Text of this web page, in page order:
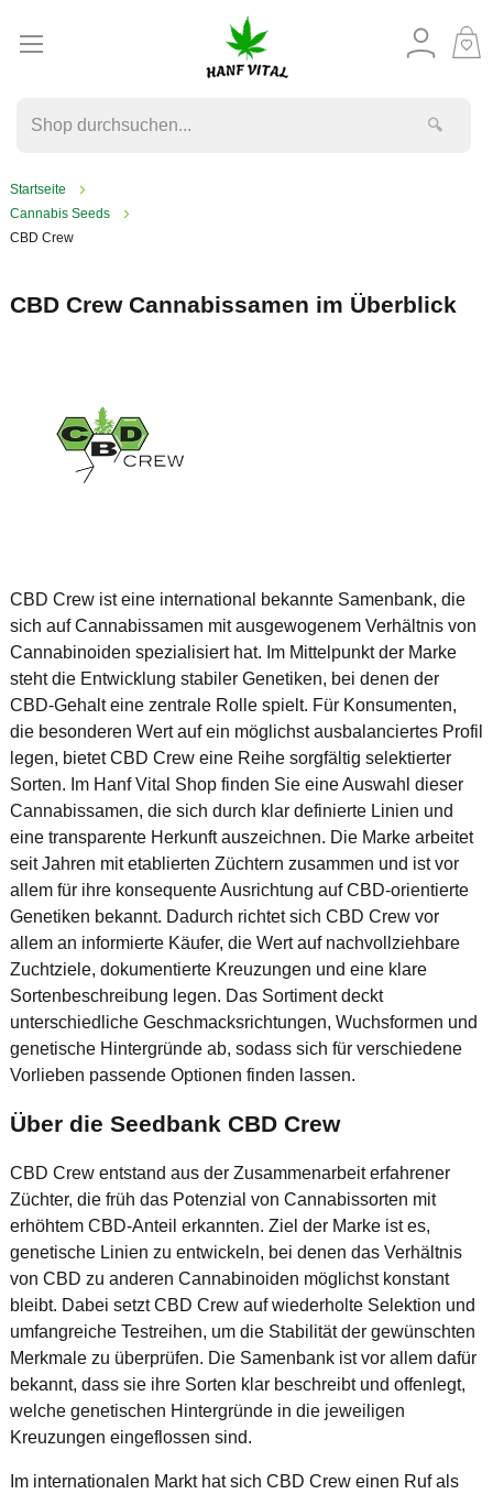
🔍
Startseite
Cannabis Seeds
CBD Crew
CBD Crew Cannabissamen im Überblick
CBD Crew ist eine international bekannte Samenbank, die
sich auf Cannabissamen mit ausgewogenem Verhältnis von
Cannabinoiden spezialisiert hat. Im Mittelpunkt der Marke
steht die Entwicklung stabiler Genetiken, bei denen der
CBD-Gehalt eine zentrale Rolle spielt. Für Konsumenten,
die besonderen Wert auf ein möglichst ausbalanciertes Profil
legen, bietet CBD Crew eine Reihe sorgfältig selektierter
Sorten. Im Hanf Vital Shop finden Sie eine Auswahl dieser
Cannabissamen, die sich durch klar definierte Linien und
eine transparente Herkunft auszeichnen. Die Marke arbeitet
seit Jahren mit etablierten Züchtern zusammen und ist vor
allem für ihre konsequente Ausrichtung auf CBD-orientierte
Genetiken bekannt. Dadurch richtet sich CBD Crew vor
allem an informierte Käufer, die Wert auf nachvollziehbare
Zuchtziele, dokumentierte Kreuzungen und eine klare
Sortenbeschreibung legen. Das Sortiment deckt
unterschiedliche Geschmacksrichtungen, Wuchsformen und
genetische Hintergründe ab, sodass sich für verschiedene
Vorlieben passende Optionen finden lassen.
Über die Seedbank CBD Crew
CBD Crew entstand aus der Zusammenarbeit erfahrener
Züchter, die früh das Potenzial von Cannabissorten mit
erhöhtem CBD-Anteil erkannten. Ziel der Marke ist es,
genetische Linien zu entwickeln, bei denen das Verhältnis
von CBD zu anderen Cannabinoiden möglichst konstant
bleibt. Dabei setzt CBD Crew auf wiederholte Selektion und
umfangreiche Testreihen, um die Stabilität der gewünschten
Merkmale zu überprüfen. Die Samenbank ist vor allem dafür
bekannt, dass sie ihre Sorten klar beschreibt und offenlegt,
welche genetischen Hintergründe in die jeweiligen
Kreuzungen eingeflossen sind.
Im internationalen Markt hat sich CBD Crew einen Ruf als